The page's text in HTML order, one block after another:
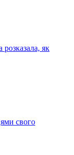
розказала, як
свого